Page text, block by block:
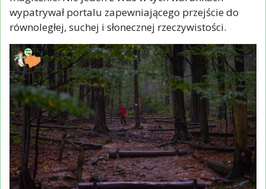
mgły nabiera innego wymiaru. Robi się bajkowo i
magicznie. Nie jeden z Was w tych warunkach
wypatrywał portalu zapewniającego przejście do
równoległej, suchej i słonecznej rzeczywistości.